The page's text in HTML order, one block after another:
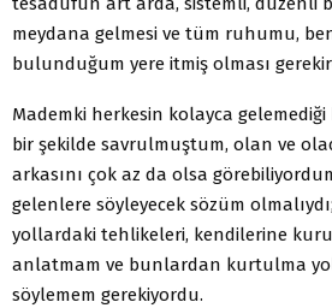
meydana gelmesi ve tüm ruhumu,
bulunduğum yere itmiş olması
Mademki herkesin kolayca
bir şekilde savrulmuştum, olan ve
arkasını çok az da olsa
gelenlere söyleyecek sözüm
yollardaki tehlikeleri, kendilerine
anlatmam ve bunlardan kurtulma
söylemem gerekiyordu.